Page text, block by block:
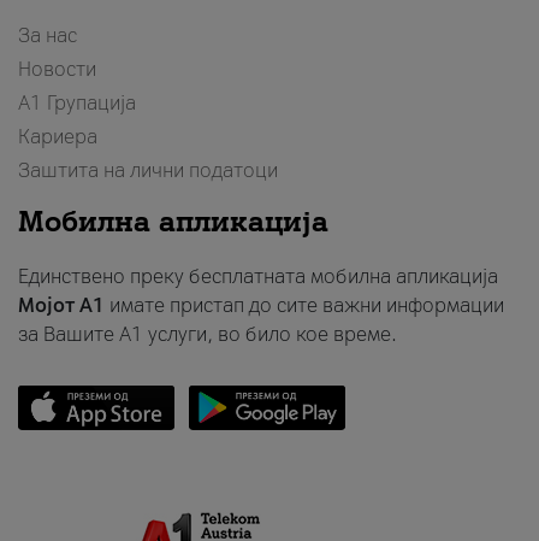
За нас
Новости
А1 Групација
Кариера
Заштита на лични податоци
Мобилна апликација
Единствено преку бесплатната мобилна апликација
Мојот A1 имате пристап до сите важни информации
за Вашите A1 услуги, во било кое време.